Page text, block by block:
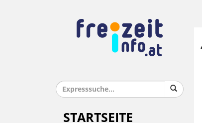
STARTSEITE